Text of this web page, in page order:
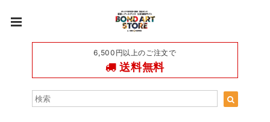
6,500円以上のご注文で
送料無料